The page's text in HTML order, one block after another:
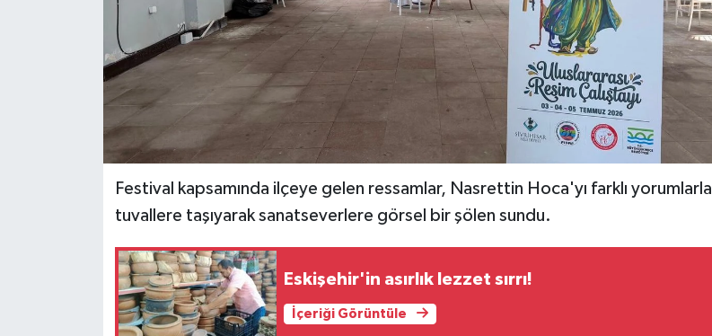
Festival kapsamında ilçeye gelen ressamlar, Nasrettin Hoca'yı farklı yorumlarla
tuvallere taşıyarak sanatseverlere görsel bir şölen sundu.
Eskişehir'in asırlık lezzet sırrı!
İçeriği Görüntüle